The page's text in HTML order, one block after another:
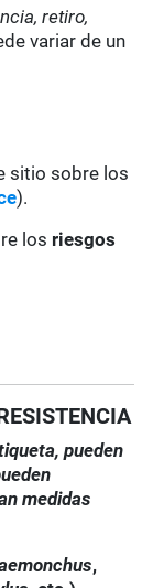
retiro,
variar de un
sitio sobre los
).
los riesgos
pueden
medidas
,